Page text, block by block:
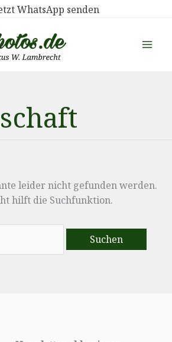
WhatsApp senden
leider nicht gefunden werden.
hilft die Suchfunktion.